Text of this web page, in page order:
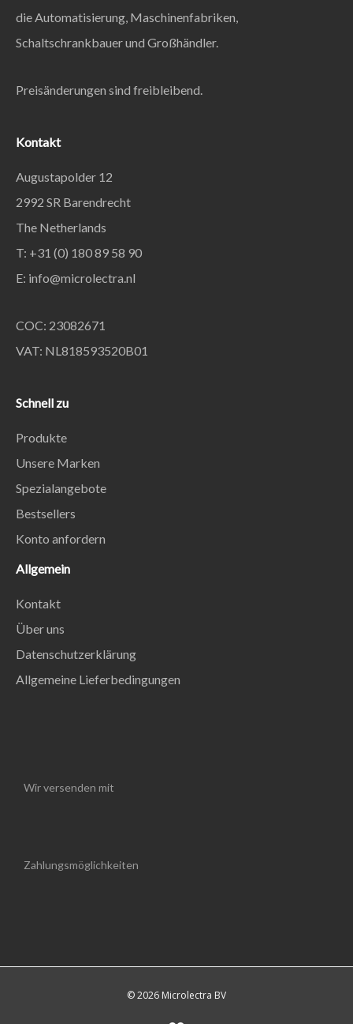
die Automatisierung, Maschinenfabriken,
Schaltschrankbauer und Großhändler.
Preisänderungen sind freibleibend.
Kontakt
Augustapolder 12
2992 SR Barendrecht
The Netherlands
T: +31 (0) 180 89 58 90
E: info@microlectra.nl
COC: 23082671
VAT: NL818593520B01
Schnell zu
Produkte
Unsere Marken
Spezialangebote
Bestsellers
Konto anfordern
Allgemein
Kontakt
Über uns
Datenschutzerklärung
Allgemeine Lieferbedingungen
Wir versenden mit
Zahlungsmöglichkeiten
© 2026 Microlectra BV